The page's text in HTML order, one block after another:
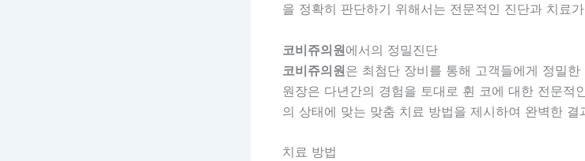
을 정확히 판단하기 위해서는 전문적인 진단과 치료
코비쥬의원에서의 정밀진단
코비쥬의원은 최첨단 장비를 통해 고객들에게 정밀
원장은 다년간의 경험을 토대로 휜 코에 대한 전문적
의 상태에 맞는 맞춤 치료 방법을 제시하여 완벽한
치료 방법